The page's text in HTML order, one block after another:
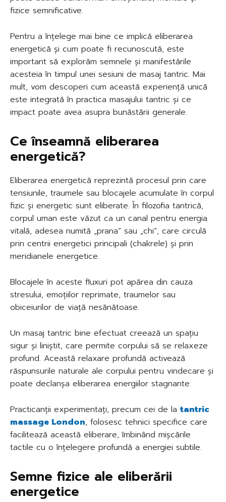
fizice semnificative.
Pentru a înțelege mai bine ce implică eliberarea
energetică și cum poate fi recunoscută, este
important să explorăm semnele și manifestările
acesteia în timpul unei sesiuni de masaj tantric. Mai
mult, vom descoperi cum această experiență unică
este integrată în practica masajului tantric și ce
impact poate avea asupra bunăstării generale.
Ce înseamnă eliberarea
energetică?
Eliberarea energetică reprezintă procesul prin care
tensiunile, traumele sau blocajele acumulate în corpul
fizic și energetic sunt eliberate. În filozofia tantrică,
corpul uman este văzut ca un canal pentru energia
vitală, adesea numită „prana” sau „chi”, care circulă
prin centrii energetici principali (chakrele) și prin
meridianele energetice.
Blocajele în aceste fluxuri pot apărea din cauza
stresului, emoțiilor reprimate, traumelor sau
obiceiurilor de viață nesănătoase.
Un masaj tantric bine efectuat creează un spațiu
sigur și liniștit, care permite corpului să se relaxeze
profund. Această relaxare profundă activează
răspunsurile naturale ale corpului pentru vindecare și
poate declanșa eliberarea energiilor stagnante.
Practicanții experimentați, precum cei de la tantric
massage London, folosesc tehnici specifice care
facilitează această eliberare, îmbinând mișcările
tactile cu o înțelegere profundă a energiei subtile.
Semne fizice ale eliberării
energetice